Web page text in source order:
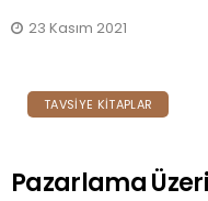
23 Kasım 2021
TAVSIYE KITAPLAR
Pazarlama